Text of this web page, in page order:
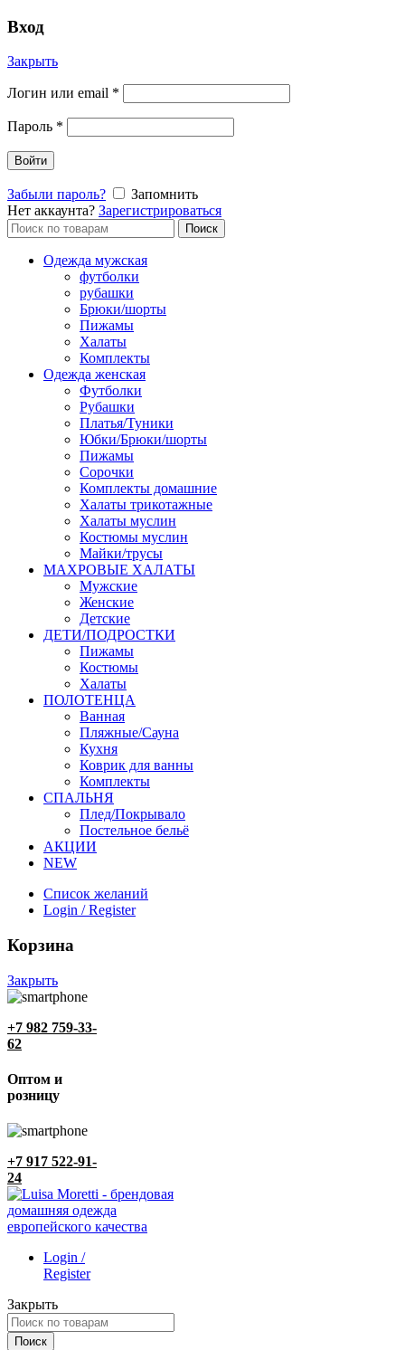
Вход
Закрыть
Логин или email *
Пароль *
Войти
Забыли пароль?
Запомнить
Нет аккаунта? Зарегистрироваться
Поиск
по:
Поиск
Одежда мужская
футболки
рубашки
Брюки/шорты
Пижамы
Халаты
Комплекты
Одежда женская
Футболки
Рубашки
Платья/Туники
Юбки/Брюки/шорты
Пижамы
Сорочки
Комплекты домашние
Халаты трикотажные
Халаты муслин
Костюмы муслин
Майки/трусы
МАХРОВЫЕ ХАЛАТЫ
Мужские
Женские
Детские
ДЕТИ/ПОДРОСТКИ
Пижамы
Костюмы
Халаты
ПОЛОТЕНЦА
Ванная
Пляжные/Сауна
Кухня
Коврик для ванны
Комплекты
СПАЛЬНЯ
Плед/Покрывало
Постельное бельё
АКЦИИ
NEW
Список желаний
Login / Register
Корзина
Закрыть
+7 982 759-33-
62
Оптом и
розницу
+7 917 522-91-
24
Login /
Register
Закрыть
Поиск
по:Поиск